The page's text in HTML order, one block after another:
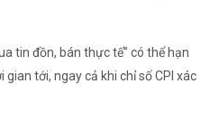
tin đồn, bán thực tế” có thể hạn
tới, ngay cả khi chỉ số CPI xác